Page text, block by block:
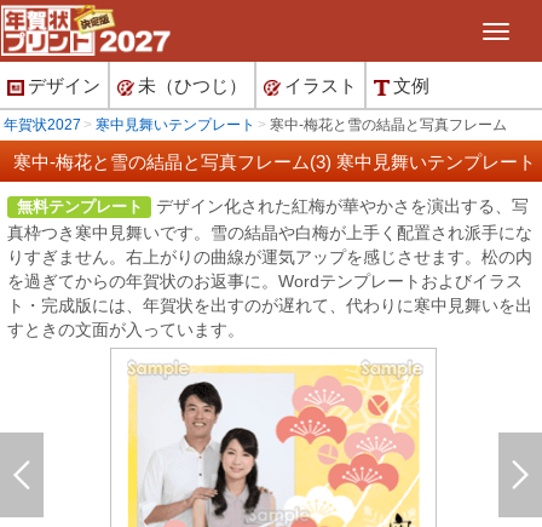
デザイン 未（ひつじ） イラスト 文例
年賀状2027 寒中見舞いテンプレート 寒中-梅花と雪の結晶と写真フレーム
寒中-梅花と雪の結晶と写真フレーム(3) 寒中見舞いテンプレート
無料テンプレート
デザイン化された紅梅が華やかさを演出する、写
真枠つき寒中見舞いです。雪の結晶や白梅が上手く配置され派手にな
りすぎません。右上がりの曲線が運気アップを感じさせます。松の内
を過ぎてからの年賀状のお返事に。Wordテンプレートおよびイラス
ト・完成版には、年賀状を出すのが遅れて、代わりに寒中見舞いを出
すときの文面が入っています。